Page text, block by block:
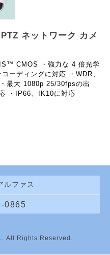
ネットワーク カメ
CMOS ・強力な 4 倍光学
ーディングに対応 ・WDR、
最大 1080p 25/30fpsの出
・IP66、IK10に対応
ルファス
0865
. All Rights Reserved.